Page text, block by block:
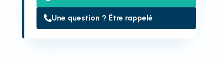
Une question ? Être rappelé